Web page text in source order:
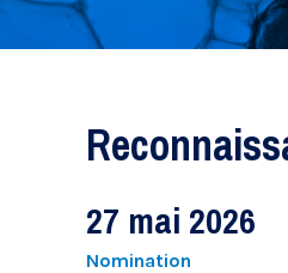
Recherche
Greffe de
Myélome multiple
27 mai 2026
Nomination